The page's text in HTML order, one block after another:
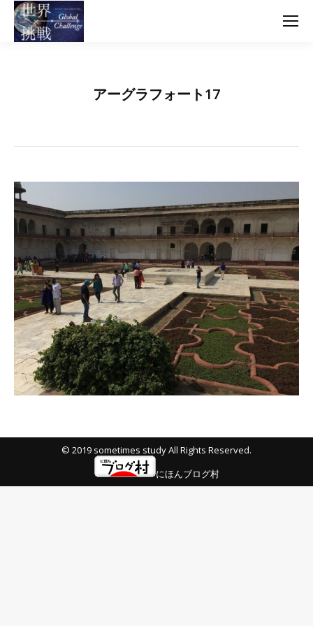
アーグラフォート17
© 2019 sometimes study All Rights Reserved.
にほんブログ村